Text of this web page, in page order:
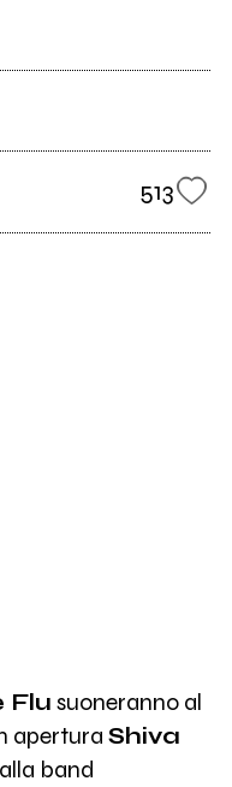
513
Flu suoneranno al
apertura Shiva
band